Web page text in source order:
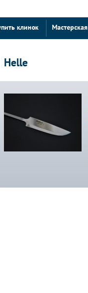
клинок Мастерская
Helle